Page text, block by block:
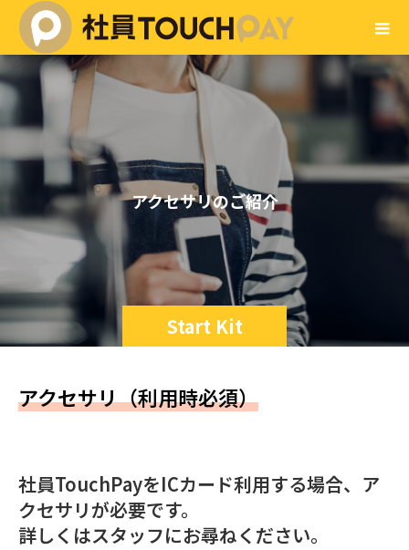
Start Kit
アクセサリのご紹介
アクセサリ（利用時必須）
社員TouchPayをICカード利用する場合、ア
クセサリが必要です。
詳しくはスタッフにお尋ねください。